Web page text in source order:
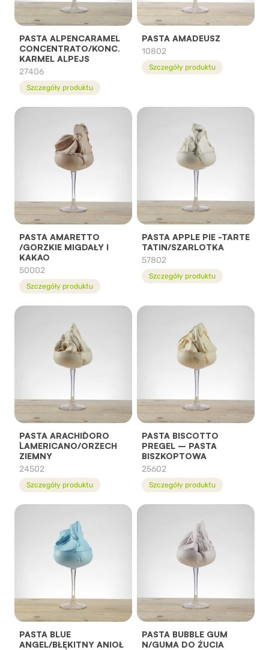
PASTA ALPENCARAMEL
CONCENTRATO/KONC.
KARMEL ALPEJS
27406
Szczegóły produktu
PASTA AMADEUSZ
10802
Szczegóły produktu
PASTA AMARETTO
/GORZKIE MIGDAŁY I
KAKAO
50002
Szczegóły produktu
PASTA APPLE PIE -TARTE
TATIN/SZARLOTKA
57802
Szczegóły produktu
PASTA ARACHID`ORO
L`AMERICANO/ORZECH
ZIEMNY
24502
Szczegóły produktu
PASTA BISCOTTO
PREGEL – PASTA
BISZKOPTOWA
25602
Szczegóły produktu
PASTA BLUE
ANGEL/BŁĘKITNY ANIOŁ
PASTA BUBBLE GUM
N/GUMA DO ŻUCIA